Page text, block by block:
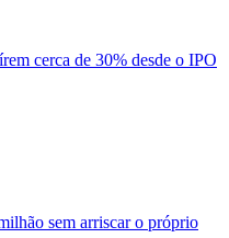
cerca de 30% desde o IPO
sem arriscar o próprio